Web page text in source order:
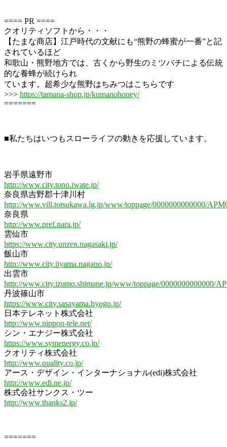
==== PR ====
クオリティソフトから・・・
【たまな商店】江戸時代の文献にも“熊野の蜂蜜が一番”と記
されているほど
和歌山・熊野地方では、古くから野生のミツバチによる伝統
的な養蜂が続けられ
ています。超希少な熊野はちみつはこちらです
>>> https://tamana-shop.jp/kumanohoney/
=======
■私たちはいつもスローライフの動きを応援しています。
岩手県遠野市
http://www.city.tono.iwate.jp/
奈良県吉野郡十津川村
http://www.vill.totsukawa.lg.jp/www/toppage/0000000000000/
奈良県
http://www.pref.nara.jp/
雲仙市
https://www.city.unzen.nagasaki.jp/
飯山市
http://www.city.iiyama.nagano.jp/
出雲市
http://www.city.izumo.shimane.jp/www/toppage/0000000000000/
丹波篠山市
https://www.city.sasayama.hyogo.jp/
日本テレネット株式会社
http://www.nippon-tele.net/
シン・エナジー株式会社
https://www.symenergy.co.jp/
クオリティ株式会社
http://www.quality.co.jp/
アース・デザイン・インターナショナル(edi)株式会社
http://www.edi.ne.jp/
株式会社サンクス・ツー
http://www.thanks2.jp/
=======